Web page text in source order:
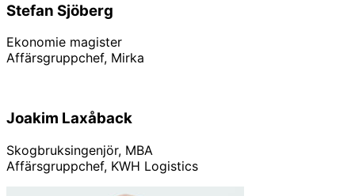
Stefan Sjöberg
Ekonomie magister
Affärsgruppchef, Mirka
Joakim Laxåback
Skogbruksingenjör, MBA
Affärsgruppchef, KWH Logistics